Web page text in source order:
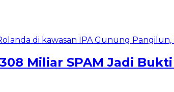
Miliar SPAM Jadi